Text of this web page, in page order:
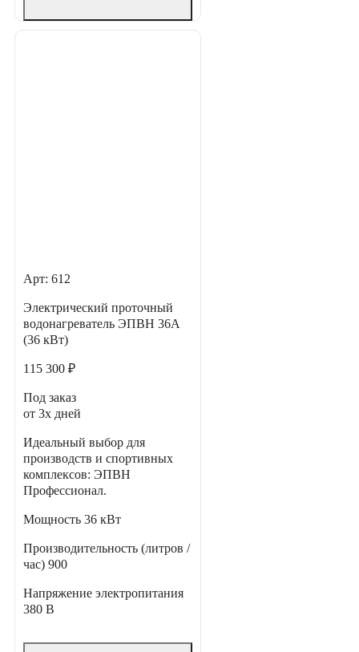
Арт: 612
Электрический проточный
водонагреватель ЭПВН 36А
(36 кВт)
115 300 ₽
Под заказ
от 3х дней
Идеальный выбор для
производств и спортивных
комплексов: ЭПВН
Профессионал.
Мощность 36 кВт
Производительность (литров /
час) 900
Напряжение электропитания
380 В